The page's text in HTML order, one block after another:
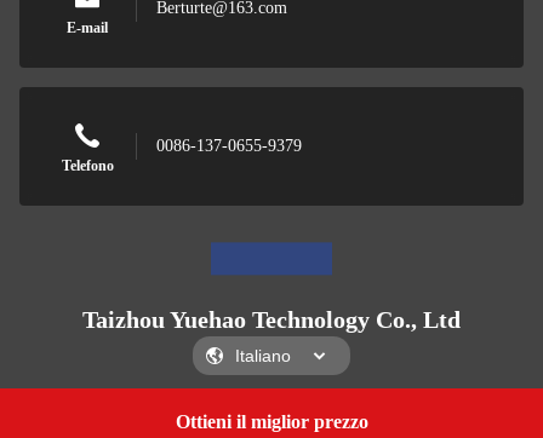
Ottieni il miglior prezzo
E-mail
Berturte@163.com
Telefono
0086-137-0655-9379
Taizhou Yuehao Technology Co., Ltd
Taizhou Yuehao Technology Co., Ltd
Get a Quote